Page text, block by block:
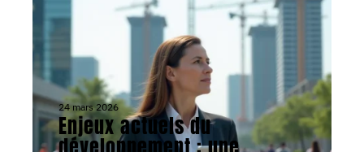
24 mars 2026
Enjeux actuels du